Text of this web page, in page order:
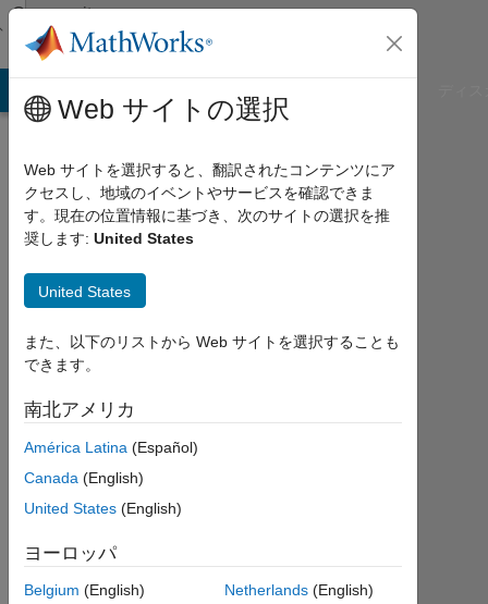
コンテンツへスキップ
Community
Profile
HanaHana
Last
seen:
10ヶ
2024
か
ア
ク
テ
Followers:
Web サイトの選択
Web サイトを選択すると、翻訳されたコンテンツにア
クセスし、地域のイベントやサービスを確認できま
す。現在の位置情報に基づき、次のサイトの選択を推
奨します: United States
United States
また、以下のリストから Web サイトを選択することも
できます。
南北アメリカ
América Latina (Español)
Canada (English)
United States (English)
ヨーロッパ
Belgium (English)
Netherlands (English)